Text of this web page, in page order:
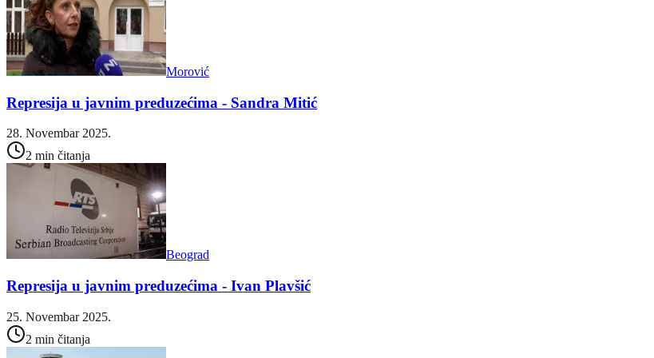
Morović
Represija u javnim preduzećima - Sandra Mitić
28. Novembar 2025.
2 min čitanja
Beograd
Represija u javnim preduzećima - Ivan Plavšić
25. Novembar 2025.
2 min čitanja